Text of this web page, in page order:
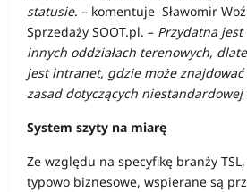
statusie. – komentuje Sławomir
Sprzedaży SOOT.pl. – Przydatna
innych oddziałach terenowych,
jest intranet, gdzie może
zasad dotyczących niestandardowej
System szyty na miarę
Ze względu na specyfikę branży
typowo biznesowe, wspierane są